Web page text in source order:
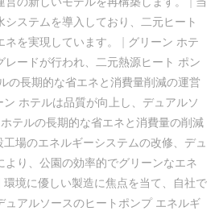
ステムを導入しており、二元ヒート
を実現しています。
| グリーン ホテ
レードが行われ、二元熱源ヒート ポン
の長期的な省エネと消費量削減の運営
ン ホテルは品質が向上し、デュアルソ
テルの長期的な省エネと消費量の削減
工場のエネルギーシステムの改修、デュ
より、公園の効率的でグリーンなエネ
環境に優しい製造に焦点を当て、自社で
ュアルソースのヒートポンプ エネルギ